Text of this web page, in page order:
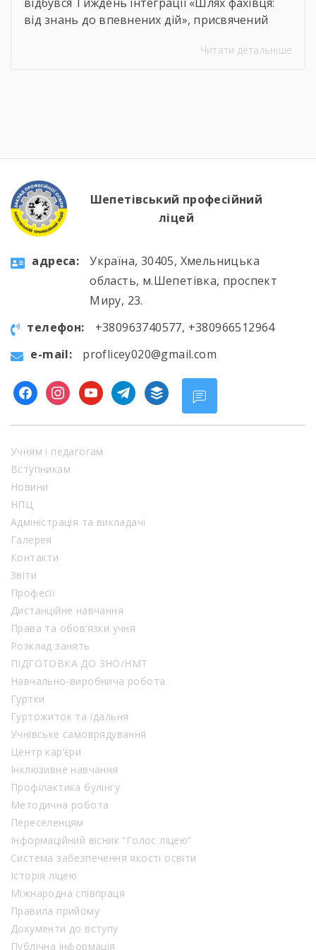
від знань до впевнених дій», присвячений
тижня здобувачі освіти брали участь в
та вдосконалювати практичні навички, а й
Читати детальніше
Шепетівський професійний
ліцей
aдресa:
Україна, 30405, Хмельницька
область, м.Шепетівка, проспект
Миру, 23.
телефон:
+380963740577, +380966512964
e-mail:
proflicey020@gmail.com
facebookinstagramyoutubetelegram
buffer
Учням і педагогам
Вступникам
Новини
НПЦ
Адміністрація та викладачі
Галерея
Контакти
Звіти
Професії
Дистанційне навчання
Права та обов’язки учня
Розклад занять
ПІДГОТОВКА ДО ЗНО/НМТ
Навчально-виробнича робота
Гуртки
Гуртожиток та їдальня
Учнівське самоврядування
Центр кар’єри
Інклюзивне навчання
Профілактика булінгу
Методична робота
Переселенцям
Інформаційний вісник “Голос ліцею”
Система забезпечення якості освіти
Історія ліцею
Міжнародна співпраця
Правила прийому
Документи до вступу
Публічна інформація